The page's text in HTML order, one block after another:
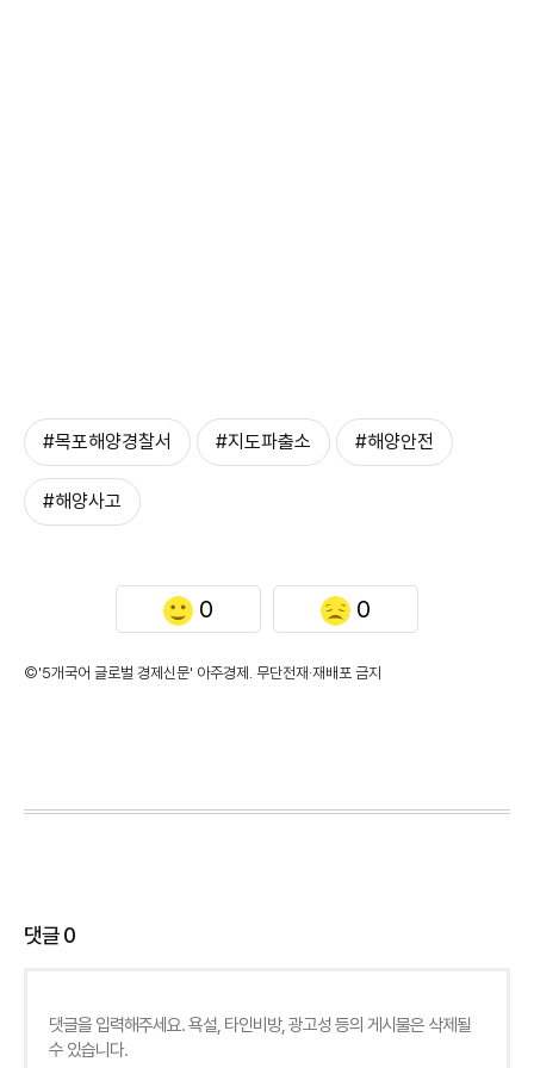
#목포해양경찰서 #지도파출소 #해양안전
#해양사고
0 0
©'5개국어 글로벌 경제신문' 아주경제. 무단전재·재배포 금지
댓글0